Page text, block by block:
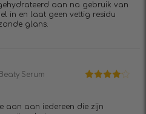
aan na gebruik van
in en laat geen vettig residu
glans.
Serum
aan aan iedereen die zijn